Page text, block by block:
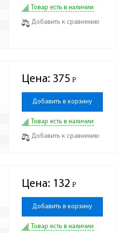
Товар есть в наличии
Добавить к сравнению
Цена: 375 Р
-
Добавить в корзину
Товар есть в наличии
Добавить к сравнению
Цена: 132 Р
-
Добавить в корзину
Товар есть в наличии